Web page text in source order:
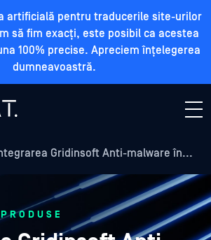
artificială pentru traducerile site-urilor
să fim exacți, este posibil ca acestea
100% precise. Apreciem înțelegerea
dumneavoastră.
Gridinsoft Anti-malware în...